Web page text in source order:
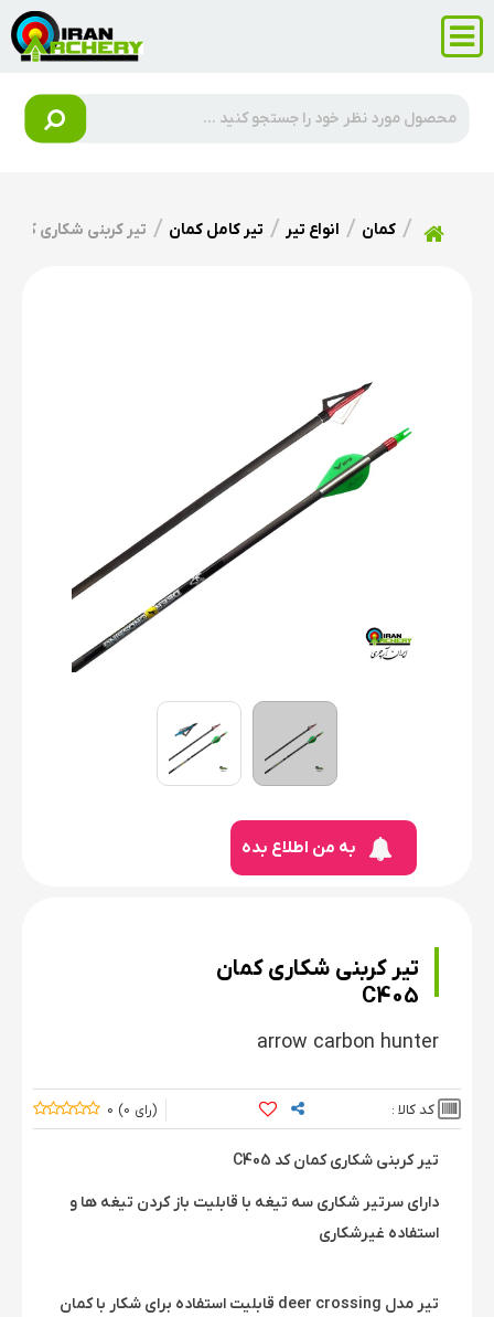
کمان انواع تیر تیر کامل کمان تیر کربنی شکاری کمان C405
به من اطلاع بده
تیر کربنی شکاری کمان
C405
arrow carbon hunter
0 0 کد کالا :
تیر کربنی شکاری کمان کد C405
دارای سرتیر شکاری سه تیغه با قابلیت باز کردن تیغه ها و
استفاده غیرشکاری
تیر مدل deer crossing قابلیت استفاده برای شکار با کمان